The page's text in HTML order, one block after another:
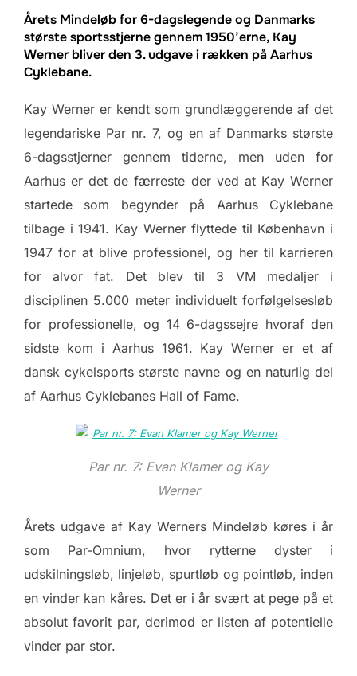
Årets Mindeløb for 6-dagslegende og Danmarks
største sportsstjerne gennem 1950’erne, Kay
Werner bliver den 3. udgave i rækken på Aarhus
Cyklebane.
Kay Werner er kendt som grundlæggerende af det
legendariske Par nr. 7, og en af Danmarks største
6-dagsstjerner gennem tiderne, men uden for
Aarhus er det de færreste der ved at Kay Werner
startede som begynder på Aarhus Cyklebane
tilbage i 1941. Kay Werner flyttede til København i
1947 for at blive professionel, og her til karrieren
for alvor fat. Det blev til 3 VM medaljer i
disciplinen 5.000 meter individuelt forfølgelsesløb
for professionelle, og 14 6-dagssejre hvoraf den
sidste kom i Aarhus 1961. Kay Werner er et af
dansk cykelsports største navne og en naturlig del
af Aarhus Cyklebanes Hall of Fame.
Par nr. 7: Evan Klamer og Kay
Werner
Årets udgave af Kay Werners Mindeløb køres i år
som Par-Omnium, hvor rytterne dyster i
udskilningsløb, linjeløb, spurtløb og pointløb, inden
en vinder kan kåres. Det er i år svært at pege på et
absolut favorit par, derimod er listen af potentielle
vinder par stor.